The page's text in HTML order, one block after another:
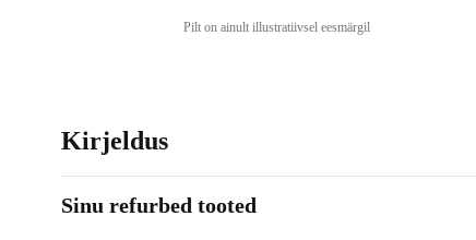
Pilt on ainult illustratiivsel eesmärgil
Kirjeldus
Sinu refurbed tooted